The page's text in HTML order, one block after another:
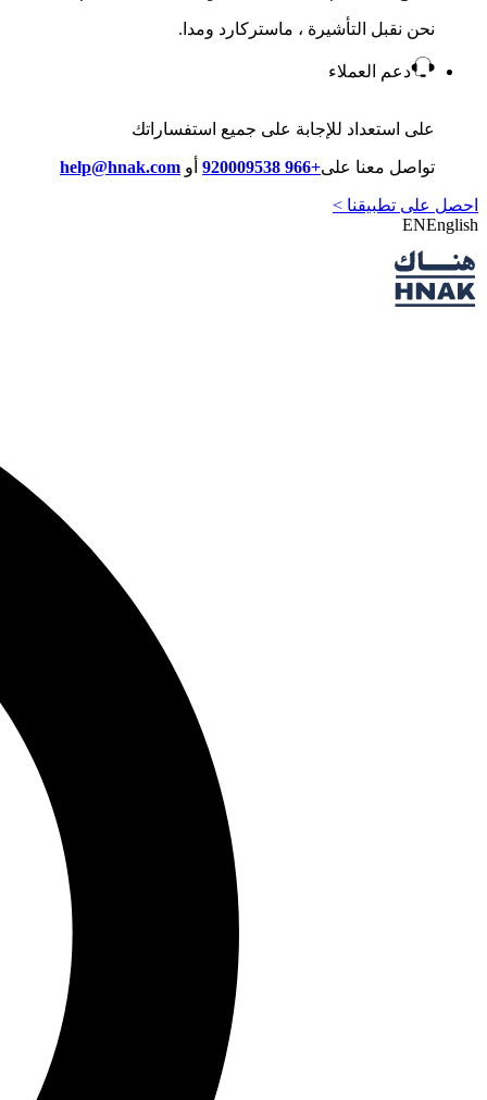
نحن نقبل التأشيرة ، ماستركارد ومدا.
دعم العملاء
على استعداد للإجابة على جميع استفساراتك
تواصل معنا على+966 920009538 أو help@hnak.com
احصل على تطبيقنا >
ENEnglish